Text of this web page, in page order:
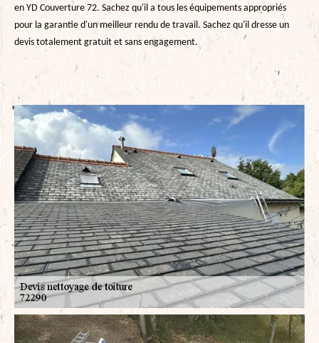
en YD Couverture 72. Sachez qu'il a tous les équipements appropriés
pour la garantie d'un meilleur rendu de travail. Sachez qu'il dresse un
devis totalement gratuit et sans engagement.